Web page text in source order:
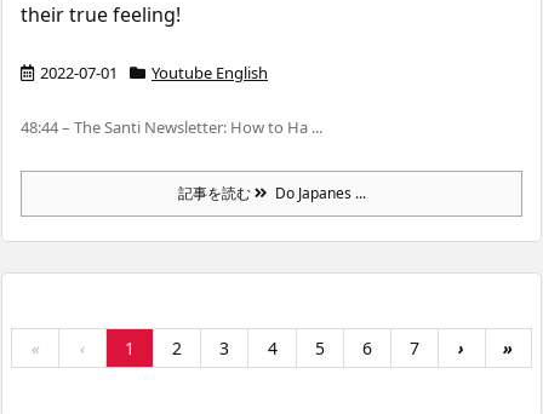
their true feeling!
2022-07-01 Youtube English
48:44 – The Santi Newsletter: How to Ha ...
記事を読む Do Japanes ...
« ‹ 1 2 3 4 5 6 7 › »